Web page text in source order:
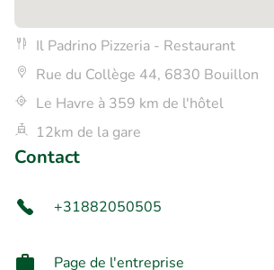
Il Padrino Pizzeria - Restaurant
Rue du Collège 44, 6830 Bouillon
Le Havre à 359 km de l'hôtel
12km de la gare
Contact
+31882050505
Page de l'entreprise